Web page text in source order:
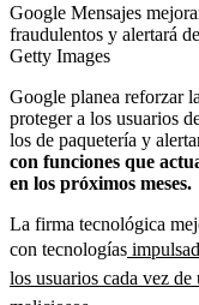
Google Mensajes
fraudulentos y alertará
Getty Images
Google planea reforzar
proteger a los usuarios
los de paquetería y
con funciones que
en los próximos meses.
La firma tecnológica
con tecnologías
los usuarios cada vez